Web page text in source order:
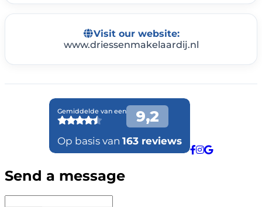
Visit our website:
www.driessenmakelaardij.nl
Send a message